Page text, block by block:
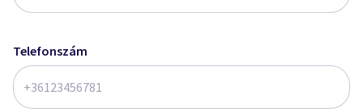
Telefonszám